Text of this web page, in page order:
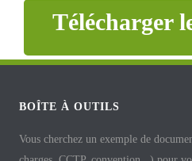
Télécharger
BOÎTE À OUTILS
Vous cherchez un exemple de